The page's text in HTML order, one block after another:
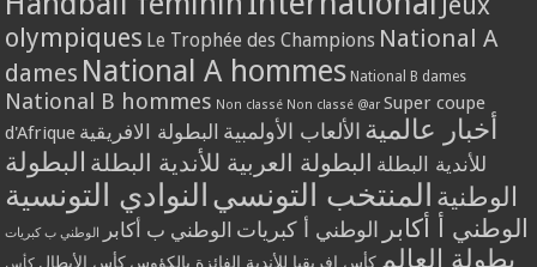
olympiques Le Trophée des Champions National A
dames National A hommes National B dames
National B hommes Non classé Non classé @ar Super coupe
d'Afrique
أخبار عالمية الألعاب الأولمبية البطولة الافريقية
للأندية البطلة البطولة العربية للأندية البطلة البطولة
الوطنية المنتخب التونسي النوادي التونسية
الوطني أ أكابر الوطني أ كبريات الوطني ب أكابر الوطني ب كبريات
بطولة العالم كأس إفريقيا للأندية الفائزة بالكؤوس كأس الأبطال كأس